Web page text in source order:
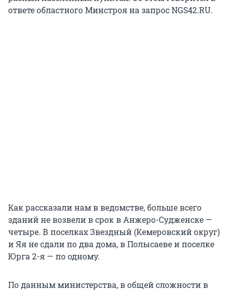
ответе областного Минстроя на запрос NGS42.RU.
Как рассказали нам в ведомстве, больше всего
зданий не возвели в срок в Анжеро-Судженске —
четыре. В поселках Звездный (Кемеровский округ)
и Яя не сдали по два дома, в Полысаеве и поселке
Юрга 2-я — по одному.
По данным министерства, в общей сложности в